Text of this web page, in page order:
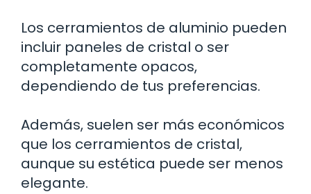
Los cerramientos de aluminio pueden
incluir paneles de cristal o ser
completamente opacos,
dependiendo de tus preferencias.
Además, suelen ser más económicos
que los cerramientos de cristal,
aunque su estética puede ser menos
elegante.